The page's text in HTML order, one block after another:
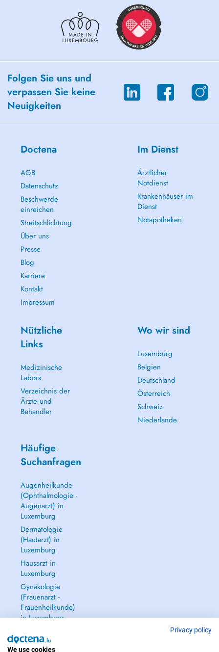
Folgen Sie uns und
verpassen Sie keine
Neuigkeiten
Doctena
AGB
Datenschutz
Beschwerde
einreichen
Streitschlichtung
Über uns
Presse
Blog
Karriere
Kontakt
Impressum
Im Dienst
Ärztlicher
Notdienst
Krankenhäuser im
Dienst
Notapotheken
Nützliche
Links
Medizinische
Labors
Verzeichnis der
Ärzte und
Behandler
Wo wir sind
Luxemburg
Belgien
Deutschland
Österreich
Schweiz
Niederlande
Häufige
Suchanfragen
Augenheilkunde
(Ophthalmologie -
Augenarzt) in
Luxemburg
Dermatologie
(Hautarzt) in
Luxemburg
Hausarzt in
Luxemburg
Gynäkologie
(Frauenarzt -
Frauenheilkunde)
in Luxemburg
Privacy policy
We use cookies